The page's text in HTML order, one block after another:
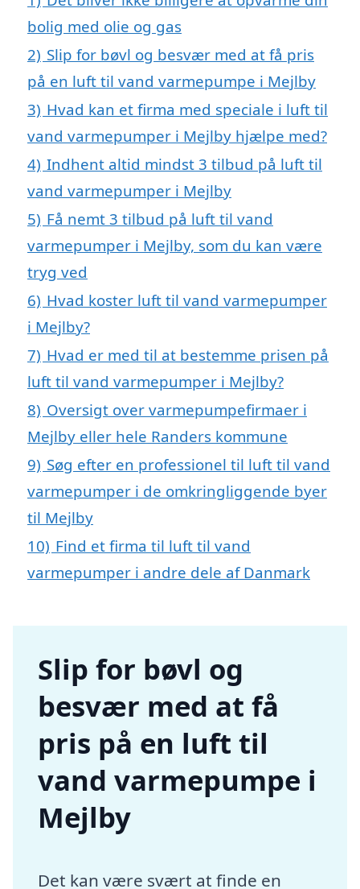
bolig med olie og gas
2) Slip for bøvl og besvær med at få pris
på en luft til vand varmepumpe i Mejlby
3) Hvad kan et firma med speciale i luft til
vand varmepumper i Mejlby hjælpe med?
4) Indhent altid mindst 3 tilbud på luft til
vand varmepumper i Mejlby
5) Få nemt 3 tilbud på luft til vand
varmepumper i Mejlby, som du kan være
tryg ved
6) Hvad koster luft til vand varmepumper
i Mejlby?
7) Hvad er med til at bestemme prisen på
luft til vand varmepumper i Mejlby?
8) Oversigt over varmepumpefirmaer i
Mejlby eller hele Randers kommune
9) Søg efter en professionel til luft til vand
varmepumper i de omkringliggende byer
til Mejlby
10) Find et firma til luft til vand
varmepumper i andre dele af Danmark
Slip for bøvl og
besvær med at få
pris på en luft til
vand varmepumpe i
Mejlby
Det kan være svært at finde en